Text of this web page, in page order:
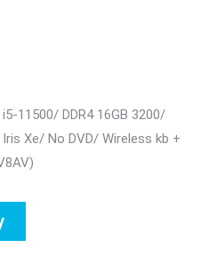
11500/ DDR4 16GB 3200/
Xe/ No DVD/ Wireless kb +